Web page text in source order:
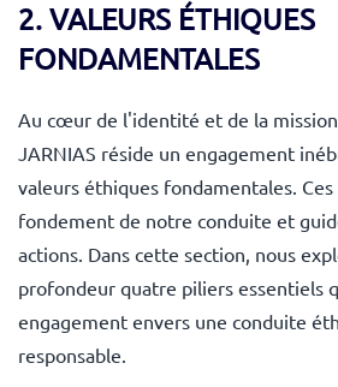
2. VALEURS ÉTHIQUES
FONDAMENTALES
Au cœur de l'identité et de la mission
JARNIAS réside un engagement
valeurs éthiques fondamentales.
fondement de notre conduite et
actions. Dans cette section, nous
profondeur quatre piliers essentiels
engagement envers une conduite
responsable.